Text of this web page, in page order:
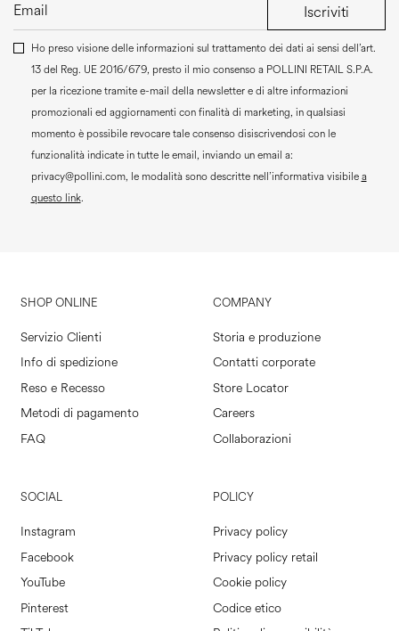
Iscriviti
Ho preso visione delle informazioni sul trattamento dei dati ai sensi dell’art.
13 del Reg. UE 2016/679, presto il mio consenso a POLLINI RETAIL S.P.A.
per la ricezione tramite e-mail della newsletter e di altre informazioni
promozionali ed aggiornamenti con finalità di marketing, in qualsiasi
momento è possibile revocare tale consenso disiscrivendosi con le
funzionalità indicate in tutte le email, inviando un email a:
privacy@pollini.com, le modalità sono descritte nell’informativa visibilea
questo link.
SHOP ONLINE
Servizio Clienti
Info di spedizione
Reso e Recesso
Metodi di pagamento
FAQ
COMPANY
Storia e produzione
Contatti corporate
Store Locator
Careers
Collaborazioni
SOCIAL
Instagram
Facebook
YouTube
Pinterest
POLICY
Privacy policy
Privacy policy retail
Cookie policy
Codice etico